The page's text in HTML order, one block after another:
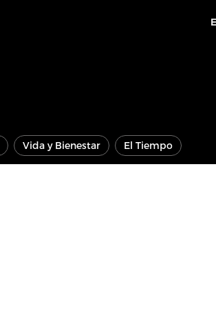
Vida y Bienestar El Tiempo